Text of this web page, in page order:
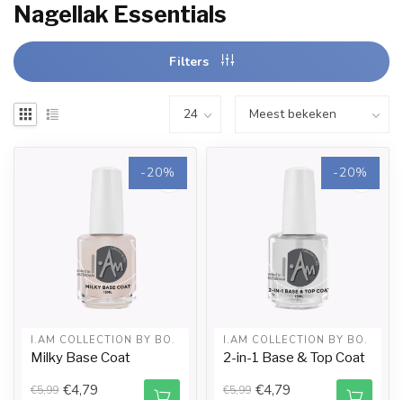
Nagellak Essentials
Filters
-20%
I.AM COLLECTION BY BO.
Milky Base Coat
€5,99 €4,79
-20%
I.AM COLLECTION BY BO.
2-in-1 Base & Top Coat
€5,99 €4,79